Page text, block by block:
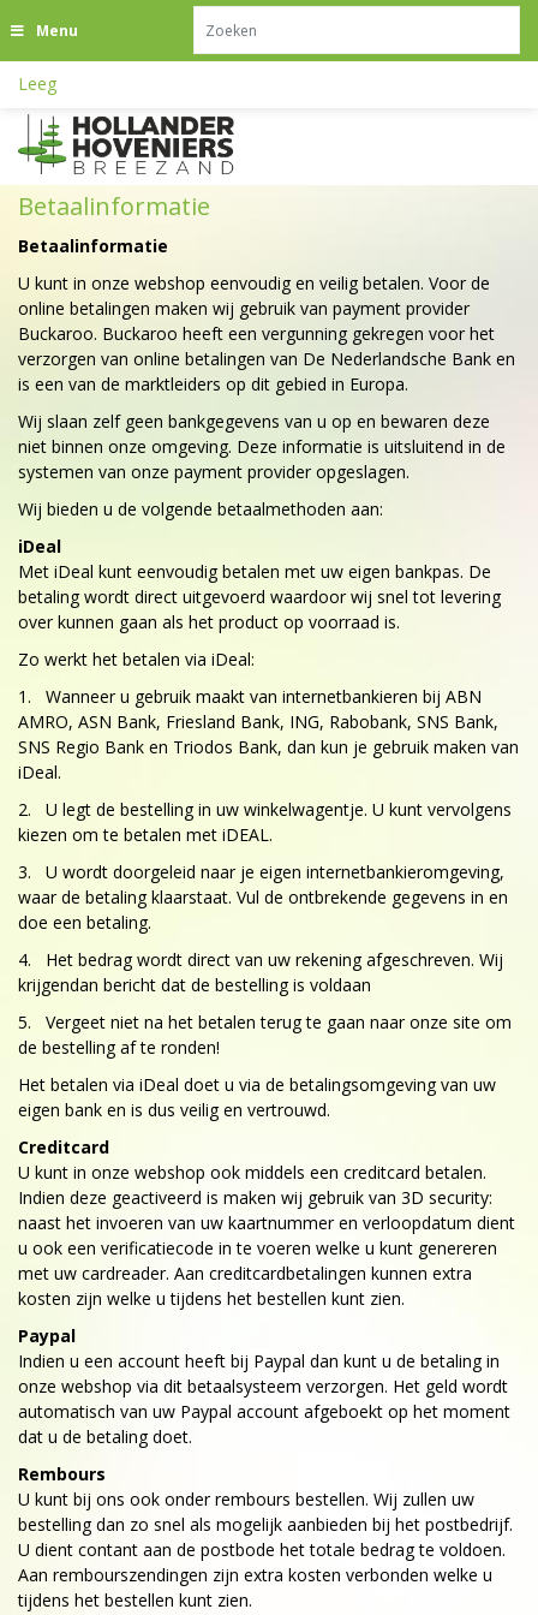
n
o
Menu
Leeg
Betaalinformatie
Betaalinformatie
U kunt in onze webshop eenvoudig en veilig betalen. Voor de
online betalingen maken wij gebruik van payment provider
Buckaroo. Buckaroo heeft een vergunning gekregen voor het
verzorgen van online betalingen van De Nederlandsche Bank en
is een van de marktleiders op dit gebied in Europa.
Wij slaan zelf geen bankgegevens van u op en bewaren deze
niet binnen onze omgeving. Deze informatie is uitsluitend in de
systemen van onze payment provider opgeslagen.
Wij bieden u de volgende betaalmethoden aan:
iDeal
Met iDeal kunt eenvoudig betalen met uw eigen bankpas. De
betaling wordt direct uitgevoerd waardoor wij snel tot levering
over kunnen gaan als het product op voorraad is.
Zo werkt het betalen via iDeal:
1. Wanneer u gebruik maakt van internetbankieren bij ABN
AMRO, ASN Bank, Friesland Bank, ING, Rabobank, SNS Bank,
SNS Regio Bank en Triodos Bank, dan kun je gebruik maken van
iDeal.
2. U legt de bestelling in uw winkelwagentje. U kunt vervolgens
kiezen om te betalen met iDEAL.
3. U wordt doorgeleid naar je eigen internetbankieromgeving,
waar de betaling klaarstaat. Vul de ontbrekende gegevens in en
doe een betaling.
4. Het bedrag wordt direct van uw rekening afgeschreven. Wij
krijgendan bericht dat de bestelling is voldaan
5. Vergeet niet na het betalen terug te gaan naar onze site om
de bestelling af te ronden!
Het betalen via iDeal doet u via de betalingsomgeving van uw
eigen bank en is dus veilig en vertrouwd.
Creditcard
U kunt in onze webshop ook middels een creditcard betalen.
Indien deze geactiveerd is maken wij gebruik van 3D security:
naast het invoeren van uw kaartnummer en verloopdatum dient
u ook een verificatiecode in te voeren welke u kunt genereren
met uw cardreader. Aan creditcardbetalingen kunnen extra
kosten zijn welke u tijdens het bestellen kunt zien.
Paypal
Indien u een account heeft bij Paypal dan kunt u de betaling in
onze webshop via dit betaalsysteem verzorgen. Het geld wordt
automatisch van uw Paypal account afgeboekt op het moment
dat u de betaling doet.
Rembours
U kunt bij ons ook onder rembours bestellen. Wij zullen uw
bestelling dan zo snel als mogelijk aanbieden bij het postbedrijf.
U dient contant aan de postbode het totale bedrag te voldoen.
Aan rembourszendingen zijn extra kosten verbonden welke u
tijdens het bestellen kunt zien.